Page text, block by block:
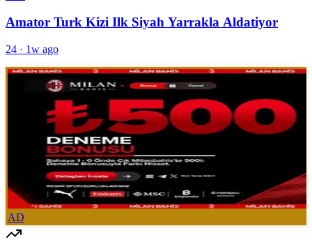
Amator Turk Kizi Ilk Siyah Yarrakla Aldatiyor
24 · 1w ago
AD